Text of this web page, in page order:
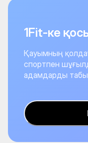
1Fit-ке
Қауымның
спортпен
адамдарды